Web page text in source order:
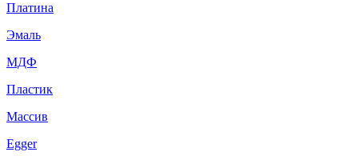
Платина
Эмаль
МДФ
Пластик
Массив
Egger